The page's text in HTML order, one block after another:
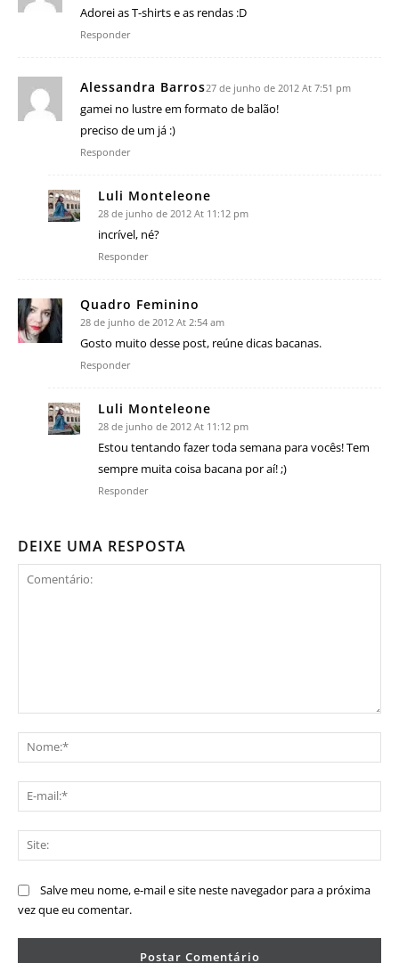
Adorei as T-shirts e as rendas :D
Responder
Alessandra Barros27 de junho de 2012 At 7:51 pm
gamei no lustre em formato de balão!
preciso de um já :)
Responder
Luli Monteleone
28 de junho de 2012 At 11:12 pm
incrível, né?
Responder
Quadro Feminino
28 de junho de 2012 At 2:54 am
Gosto muito desse post, reúne dicas bacanas.
Responder
Luli Monteleone
28 de junho de 2012 At 11:12 pm
Estou tentando fazer toda semana para vocês! Tem
sempre muita coisa bacana por aí! ;)
Responder
DEIXE UMA RESPOSTA
Salve meu nome, e-mail e site neste navegador para a próxima
vez que eu comentar.